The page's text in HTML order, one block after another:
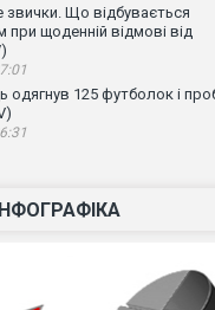
звички. Що відбувається
при щоденній відмові від
одягнув 125 футболок і